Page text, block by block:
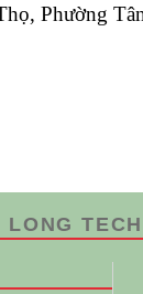
Phường
LONG